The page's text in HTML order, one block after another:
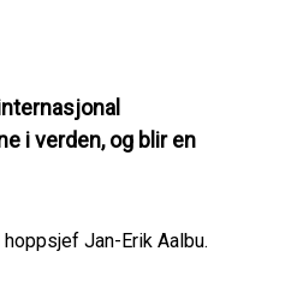
i verden, og blir en
Jan-Erik Aalbu.